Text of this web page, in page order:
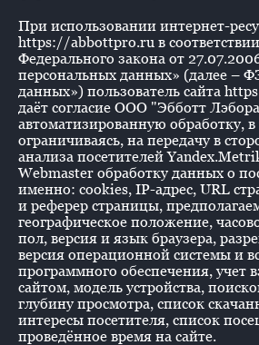
При использовании интернет-
https://abbottpro.ru в соответствии
Федерального закона от
персональных данных» (далее –
данных») пользователь сайта
даёт согласие ООО "Эбботт
автоматизированную обработку,
ограничиваясь, на передачу в
анализа посетителей
Webmaster обработку данных о
именно: cookies, IP-адрес, URL
и реферер страницы,
географическое положение,
пол, версия и язык браузера,
версия операционной системы и
программного обеспечения, учет
сайтом, модель устройства,
глубину просмотра, список
интересы посетителя, список
проведённое время на сайте.